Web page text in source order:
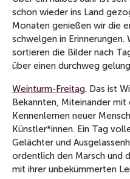
schon wieder ins Land
Monaten genießen wir die
schwelgen in Erinnerungen.
sortieren die Bilder nach
über einen durchweg
Weinturm-Freitag. Das ist
Bekannten, Miteinander mit
Kennenlernen neuer
Künstler*innen. Ein Tag
Gelächter und
ordentlich den Marsch und
mit ihrer unbekümmerten